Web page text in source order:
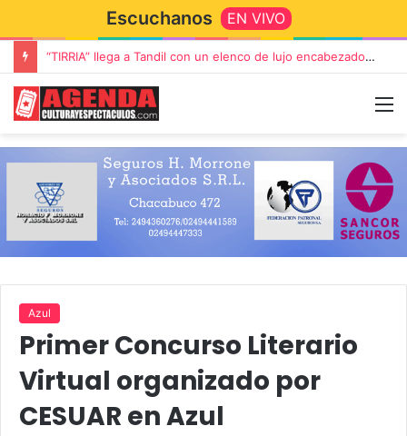
Escuchanos EN VIVO
“TIRRIA” llega a Tandil con un elenco de lujo encabezado por Capusotto, Spregelburd y Stefani
Azul
Primer Concurso Literario
Virtual organizado por
CESUAR en Azul